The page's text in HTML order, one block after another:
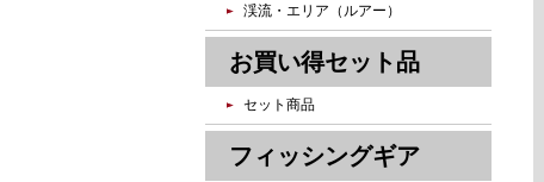
渓流・エリア（ルアー）
お買い得セット品
セット商品
フィッシングギア